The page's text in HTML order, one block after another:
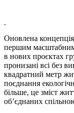
Оновлена
першим масштабним
в нових проєктах
пронизані всі без
квадратний метр
поєднання
більше, це зміст
об’єднаних